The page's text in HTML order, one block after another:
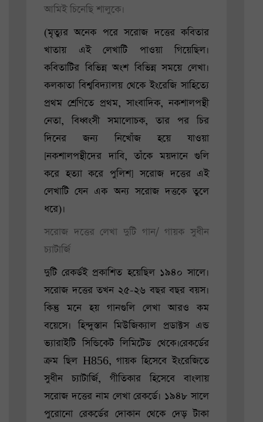
আমিই চিনেছি শালুকে।
(মৃত্যুর অনেক পরে সরোজ দত্তের কবিতার
খাতায় এই লেখাটি পাওয়া গিয়েছিল।
কবিতাটির বিভিন্ন অংশ বিভিন্ন সময়ে লেখা।
কলকাতা বিশ্ববিদ্যালয় থেকে ইংরেজি সাহিত্যে
প্রথম শ্রেণিতে প্রথম, সাংবাদিক, নকশালপন্থী
নেতা, বিধ্বংসী সমালোচক, তার পর চির
দিনের জন্য নিখোঁজ হয়ে যাওয়া
[নকশালপন্থীদের দাবি, তাঁকে ময়দানে গুলি
করে হত্যা করে পুলিশ] সরোজ দত্তের এই
লেখাটি যেন এক অন্য সরোজ দত্তকে তুলে
ধরে)।
সরোজ দত্তের লেখা দুটি গান/ গায়ক সুধীন
চ্যাটার্জি
দুটি রেকর্ডই প্রকাশিত হয়েছিল ১৯৪০ সালে।
সরোজ দত্তের তখন ২৫-২৬ বছর বছর বয়স।
কিন্তু মনে হয় গানগুলি লেখা আরও কম
বয়েসে। হিন্দুস্তান মিউজিক্যাল প্রডাক্টস এন্ড
ভ্যারাইটি সিন্ডিকেট লিমিটেড থেকে।রেকর্ডের
ক্রম ছিল H856, গায়ক হিসেবে ইংরেজিতে
সুধীন চ্যাটার্জি, গীতিকার হিসেবে বাংলায়
সরোজ দত্তের নাম লেখা রেকর্ডে। ১৯৪৮ সালে
পুরোনো রেকর্ডের দোকান থেকে দেড় টাকা